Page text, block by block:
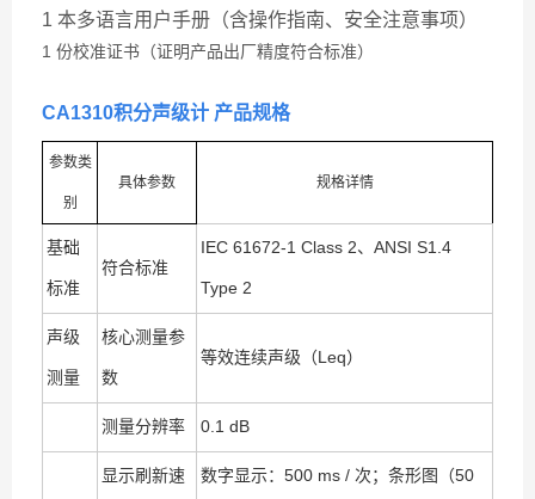
1 本多语言用户手册（含操作指南、安全注意事项）
1 份校准证书（证明产品出厂精度符合标准）
CA1310积分声级计 产品规格
参数类
别
具体参数 规格详情
基础
标准
符合标准
IEC 61672-1 Class 2、ANSI S1.4
Type 2
声级
测量
核心测量参
数
等效连续声级（Leq）
测量分辨率 0.1 dB
显示刷新速 数字显示：500 ms / 次；条形图（50